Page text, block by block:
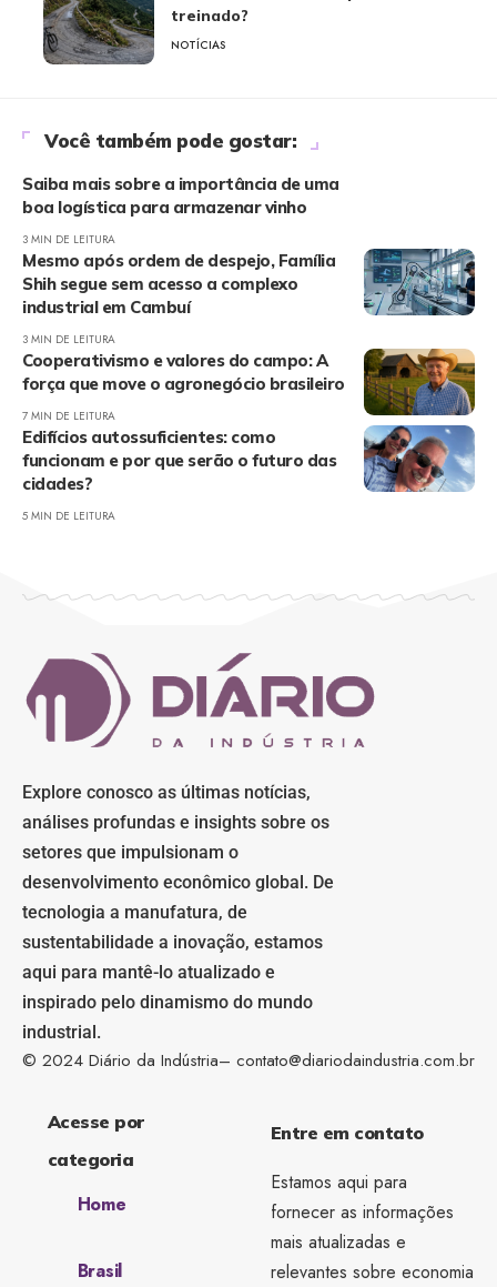
treinado?
NOTÍCIAS
Você também pode gostar:
Saiba mais sobre a importância de uma
boa logística para armazenar vinho
3 MIN DE LEITURA
Mesmo após ordem de despejo, Família
Shih segue sem acesso a complexo
industrial em Cambuí
3 MIN DE LEITURA
Cooperativismo e valores do campo: A
força que move o agronegócio brasileiro
7 MIN DE LEITURA
Edifícios autossuficientes: como
funcionam e por que serão o futuro das
cidades?
5 MIN DE LEITURA
Explore conosco as últimas notícias,
análises profundas e insights sobre os
setores que impulsionam o
desenvolvimento econômico global. De
tecnologia a manufatura, de
sustentabilidade a inovação, estamos
aqui para mantê-lo atualizado e
inspirado pelo dinamismo do mundo
industrial.
© 2024 Diário da Indústria– contato@diariodaindustria.com.br
Acesse por
categoria
Home
Brasil
Entre em contato
Estamos aqui para
fornecer as informações
mais atualizadas e
relevantes sobre economia